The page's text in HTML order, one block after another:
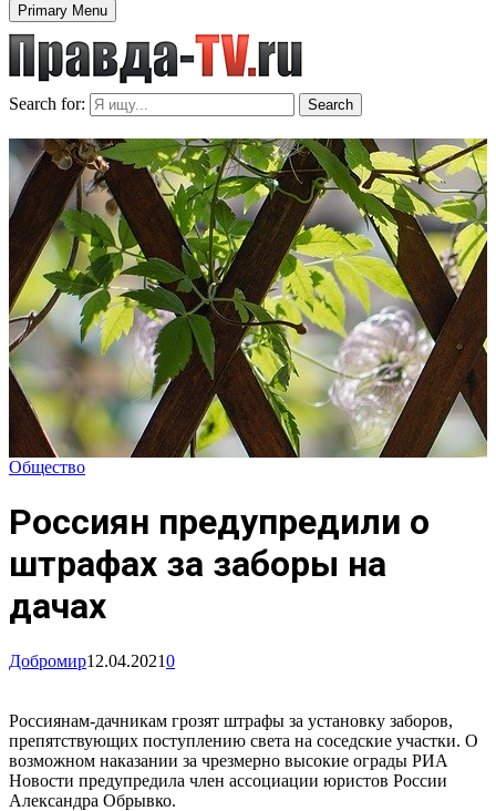
Primary Menu
Search for: Search
Общество
Россиян предупредили о
штрафах за заборы на
дачах
Добромир12.04.20210
Россиянам-дачникам грозят штрафы за установку заборов,
препятствующих поступлению света на соседские участки. О
возможном наказании за чрезмерно высокие ограды РИА
Новости предупредила член ассоциации юристов России
Александра Обрывко.